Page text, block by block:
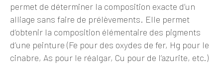
permet de déterminer la composition exacte d’un
alliage sans faire de prélèvements. Elle permet
d’obtenir la composition élémentaire des pigments
d’une peinture (Fe pour des oxydes de fer, Hg pour le
cinabre, As pour le réalgar, Cu pour de l’azurite, etc.)